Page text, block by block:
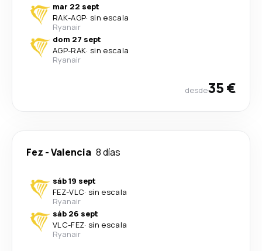
mar 22 sept
RAK-AGP· sin escala
Ryanair
dom 27 sept
AGP-RAK· sin escala
Ryanair
desde35 €
Fez -Valencia 8 días
sáb 19 sept
FEZ-VLC· sin escala
Ryanair
sáb 26 sept
VLC-FEZ· sin escala
Ryanair